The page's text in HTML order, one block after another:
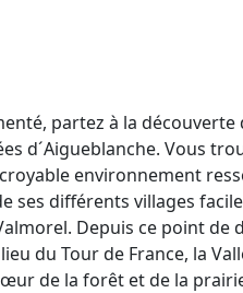
partez à la découverte
d´Aigueblanche. Vous
environnement
ses différents villages
Depuis ce point de
du Tour de France, la
de la forêt et de la